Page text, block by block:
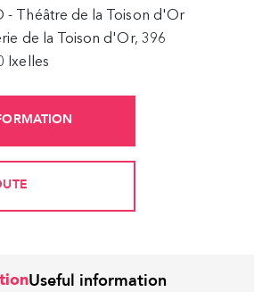
- Théâtre de la Toison d'Or
de la Toison d'Or, 396
Ixelles
Useful information